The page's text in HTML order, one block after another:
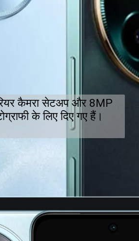
कैमरा सेटअप और 8MP
के लिए दिए गए हैं।